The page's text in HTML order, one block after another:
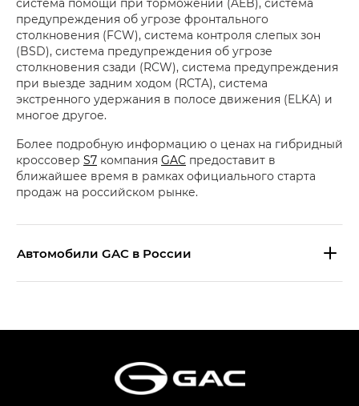
предупреждения об угрозе фронтального
столкновения (FCW), система контроля слепых зон
(BSD), система предупреждения об угрозе
столкновения сзади (RCW), система предупреждения
при выезде задним ходом (RCTA), система
экстренного удержания в полосе движения (ELKA) и
многое другое.
Более подробную информацию о ценах на гибридный
кроссовер S7 компания GAC предоставит в
ближайшее время в рамках официального старта
продаж на российском рынке.
Aвтомобили GAC в России
Эс Икс ПРЕМИУМ — SX PREMIUM
S7 — Эс 7 (S7) в комплектациях
Эс Икс ПРЕМИУМ — SX PREMIUM, Эс Тэ — ST